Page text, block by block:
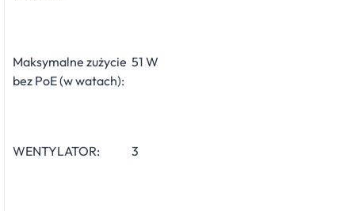
Maksymalne zużycie
bez PoE (w watach):
51 W
WENTYLATOR: 3